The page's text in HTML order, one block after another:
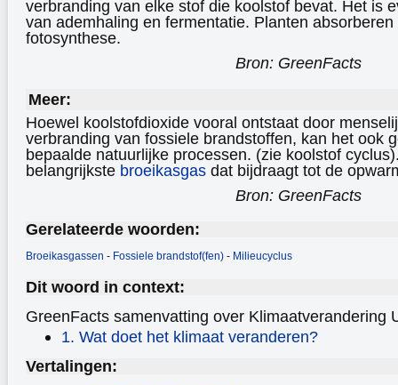
verbranding van elke stof die koolstof bevat. Het is
van ademhaling en fermentatie. Planten
fotosynthese.
Bron: GreenFacts
Meer:
Hoewel koolstofdioxide vooral ontstaat door
verbranding van fossiele brandstoffen, kan het ook
bepaalde natuurlijke processen. (zie koolstof
belangrijkste broeikasgas dat bijdraagt tot de
Bron: GreenFacts
Gerelateerde woorden:
Broeikasgassen - Fossiele brandstof(fen) - Milieucyclus
Dit woord in context:
GreenFacts samenvatting over Klimaatverandering
1. Wat doet het klimaat veranderen?
Vertalingen: